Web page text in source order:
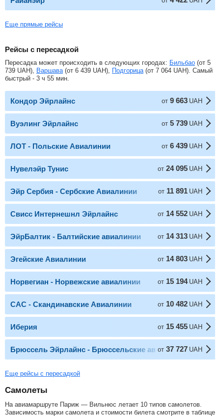
Еще прямые рейсы
Рейсы с пересадкой
Пересадка может происходить в следующих городах: Бильбао (от 5
739 UAH), Варшава (от 6 439 UAH), Подгорица (от 7 064 UAH). Самый
быстрый - 3 ч 55 мин.
Кондор Эйрлайнс от 9 663 UAH
Вуэлинг Эйрлайнс от 5 739 UAH
ЛОТ - Польские Авиалинии от 6 439 UAH
Нувелэйр Тунис от 24 095 UAH
Эйр Сербия - Сербские Авиалинии от 11 891 UAH
Свисс Интернешнл Эйрлайнс от 14 552 UAH
ЭйрБалтик - Балтийские авиалинии от 14 313 UAH
Эгейские Авиалинии от 14 803 UAH
Норвегиан - Норвежские авиалинии от 15 194 UAH
САС - Скандинавские Авиалинии от 10 482 UAH
Иберия от 15 455 UAH
Брюссель Эйрлайнс - Брюссельские авиалинии
от 37 727 UAH
Еще рейсы с пересадкой
Самолеты
На авиамаршруте Париж — Вильнюс летает 10 типов самолетов.
Зависимость марки самолета и стоимости билета смотрите в таблице